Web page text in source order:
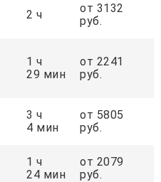
2 ч
от 3132
руб.
1 ч
29 мин
от 2241
руб.
3 ч
4 мин
от 5805
руб.
1 ч
24 мин
от 2079
руб.